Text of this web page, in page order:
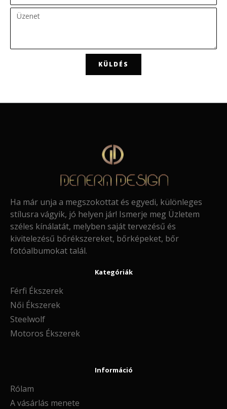
KÜLDÉS
Ha már unja a megszokottat és egyedi, különleges
stílusra vágyik, jó helyen jár! Ismerje meg Üzletem
széles kínálatát, melyben saját tervezésű és
kivitelezésű bőrékszereket, bőrképeket, bőr
fotóalbumokat talál.
Kategóriák
Férfi Ékszerek
Női Ékszerek
Steelwolf
Motoros Ékszerek
Információ
Rólam
A vásárlás menete